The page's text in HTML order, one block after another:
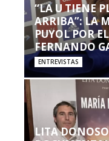
“LA U TIENE
ARRIBA”: LA
PUYOL POR
FERNANDO
ENTREVISTAS
LITA